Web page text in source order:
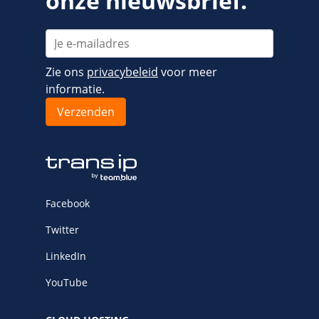
Fast Installs
Netwerk
Infrastructuur
BladeVPS
PerformanceVPS
Zie ons privacybeleid voor meer
informatie.
Facebook
Twitter
LinkedIn
YouTube